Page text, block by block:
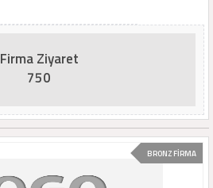
Firma Ziyaret
750
BRONZ FİRMA